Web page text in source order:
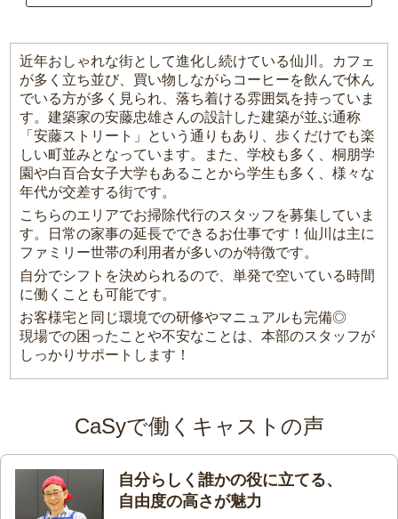
近年おしゃれな街として進化し続けている仙川。カフェ
が多く立ち並び、買い物しながらコーヒーを飲んで休ん
でいる方が多く見られ、落ち着ける雰囲気を持っていま
す。建築家の安藤忠雄さんの設計した建築が並ぶ通称
「安藤ストリート」という通りもあり、歩くだけでも楽
しい町並みとなっています。また、学校も多く、桐朋学
園や白百合女子大学もあることから学生も多く、様々な
年代が交差する街です。
こちらのエリアでお掃除代行のスタッフを募集していま
す。日常の家事の延長でできるお仕事です！仙川は主に
ファミリー世帯の利用者が多いのが特徴です。
自分でシフトを決められるので、単発で空いている時間
に働くことも可能です。
お客様宅と同じ環境での研修やマニュアルも完備◎
現場での困ったことや不安なことは、本部のスタッフが
しっかりサポートします！
CaSyで働くキャストの声
自分らしく誰かの役に立てる、
自由度の高さが魅力